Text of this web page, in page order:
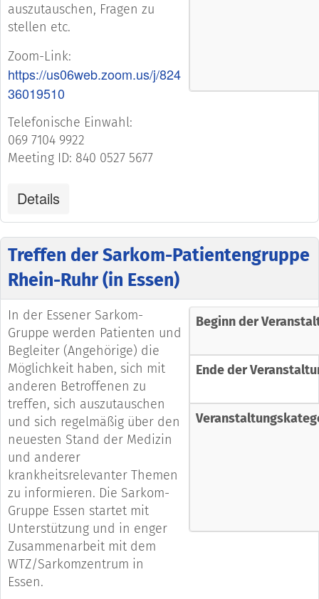
auszutauschen, Fragen zu
stellen etc.
Zoom-Link:
https://us06web.zoom.us/j/824
36019510
Telefonische Einwahl:
069 7104 9922
Meeting ID: 840 0527 5677
Details
Treffen der Sarkom-Patientengruppe
Rhein-Ruhr (in Essen)
In der Essener Sarkom-
Gruppe werden Patienten und
Begleiter (Angehörige) die
Möglichkeit haben, sich mit
anderen Betroffenen zu
treffen, sich auszutauschen
und sich regelmäßig über den
neuesten Stand der Medizin
und anderer
krankheitsrelevanter Themen
zu informieren. Die Sarkom-
Gruppe Essen startet mit
Unterstützung und in enger
Zusammenarbeit mit dem
WTZ/Sarkomzentrum in
Essen.
Beginn der
Ende der